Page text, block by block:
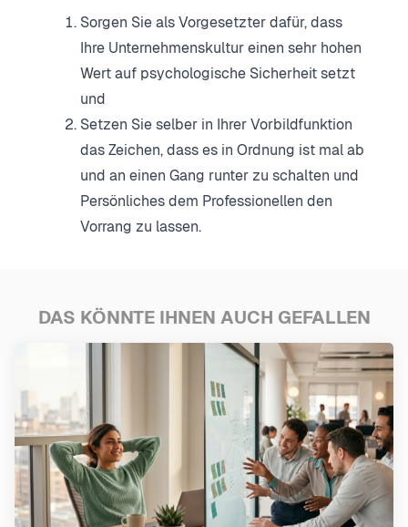
Sorgen Sie als Vorgesetzter dafür, dass
Ihre Unternehmenskultur einen sehr hohen
Wert auf psychologische Sicherheit setzt
und
Setzen Sie selber in Ihrer Vorbildfunktion
das Zeichen, dass es in Ordnung ist mal ab
und an einen Gang runter zu schalten und
Persönliches dem Professionellen den
Vorrang zu lassen.
DAS KÖNNTE IHNEN AUCH GEFALLEN